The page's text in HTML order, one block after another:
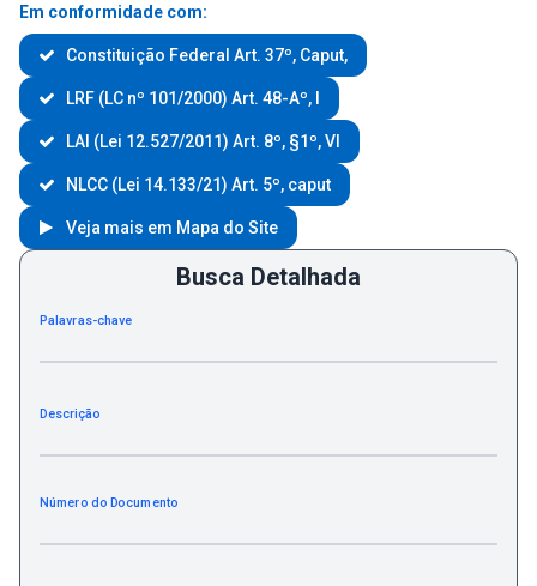
Em conformidade com:
Constituição Federal Art. 37º, Caput,
LRF (LC nº 101/2000) Art. 48-Aº, I
LAI (Lei 12.527/2011) Art. 8º, §1º, VI
NLCC (Lei 14.133/21) Art. 5º, caput
Veja mais em Mapa do Site
Busca Detalhada
Palavras-chave
Descrição
Número do Documento